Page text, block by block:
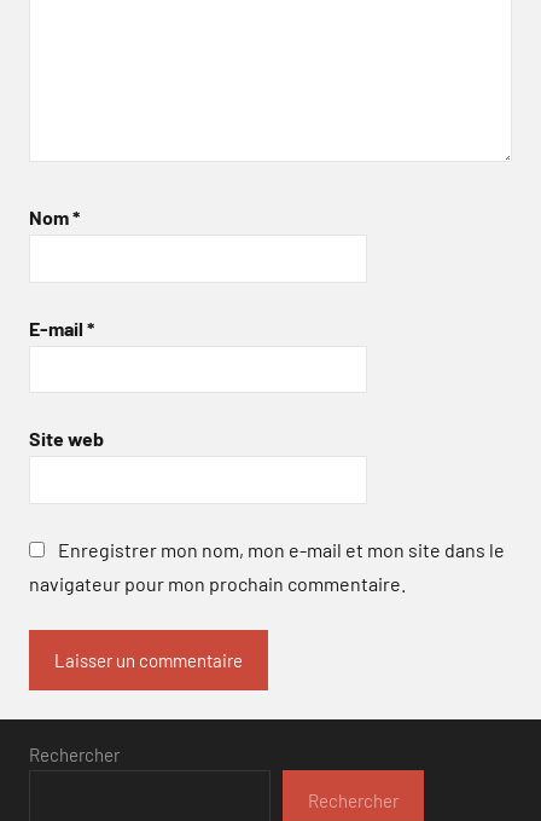
Nom*
E-mail *
Site web
Enregistrer mon nom, mon e-mail et mon site dans le
navigateur pour mon prochain commentaire.
Rechercher
Rechercher